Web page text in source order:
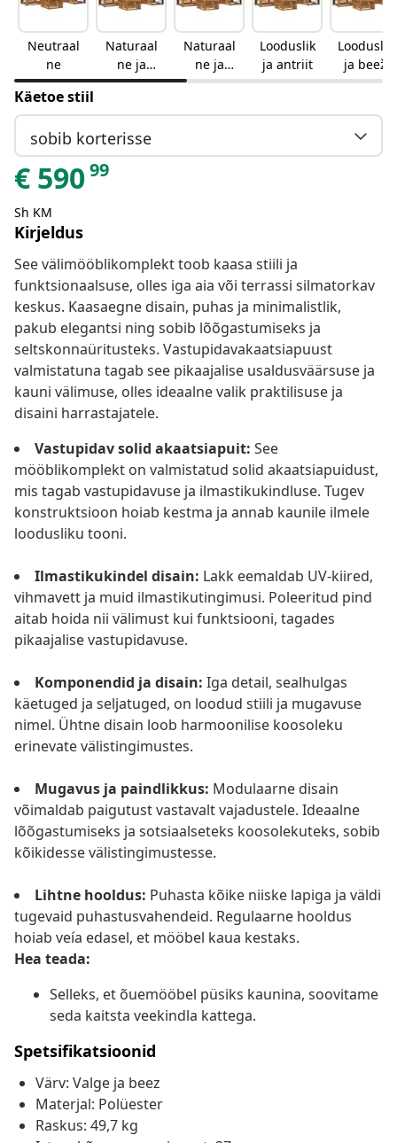
Neutraal
ne
Naturaal
ne ja
kreemjas
Naturaal
ne ja
helehall
Looduslik
ja antriit
Looduslik
ja beež
Käetoe stiil
sobib korterisse
€ 59099
Sh KM
Kirjeldus
See välimööblikomplekt toob kaasa stiili ja
funktsionaalsuse, olles iga aia või terrassi silmatorkav
keskus. Kaasaegne disain, puhas ja minimalistlik,
pakub elegantsi ning sobib lõõgastumiseks ja
seltskonnaüritusteks. Vastupidavakaatsiapuust
valmistatuna tagab see pikaajalise usaldusväärsuse ja
kauni välimuse, olles ideaalne valik praktilisuse ja
disaini harrastajatele.
Vastupidav solid akaatsiapuit: See
mööblikomplekt on valmistatud solid akaatsiapuidust,
mis tagab vastupidavuse ja ilmastikukindluse. Tugev
konstruktsioon hoiab kestma ja annab kaunile ilmele
loodusliku tooni.
Ilmastikukindel disain: Lakk eemaldab UV-kiired,
vihmavett ja muid ilmastikutingimusi. Poleeritud pind
aitab hoida nii välimust kui funktsiooni, tagades
pikaajalise vastupidavuse.
Komponendid ja disain: Iga detail, sealhulgas
käetuged ja seljatuged, on loodud stiili ja mugavuse
nimel. Ühtne disain loob harmoonilise koosoleku
erinevate välistingimustes.
Mugavus ja paindlikkus: Modulaarne disain
võimaldab paigutust vastavalt vajadustele. Ideaalne
lõõgastumiseks ja sotsiaalseteks koosolekuteks, sobib
kõikidesse välistingimustesse.
Lihtne hooldus: Puhasta kõike niiske lapiga ja väldi
tugevaid puhastusvahendeid. Regulaarne hooldus
hoiab veía edasel, et mööbel kaua kestaks.
Hea teada:
Selleks, et õuemööbel püsiks kaunina, soovitame
seda kaitsta veekindla kattega.
Spetsifikatsioonid
Värv: Valge ja beez
Materjal: Polüester
Raskus: 49,7 kg